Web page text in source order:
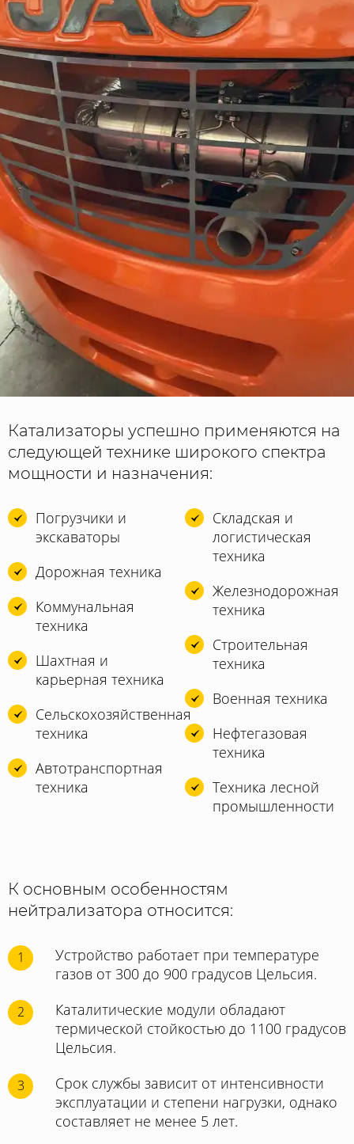
Катализаторы успешно применяются на
следующей технике широкого спектра
мощности и назначения:
Погрузчики и
экскаваторы
Дорожная техника
Коммунальная
техника
Шахтная и
карьерная техника
Сельскохозяйственная
техника
Автотранспортная
техника
Складская и
логистическая
техника
Железнодорожная
техника
Строительная
техника
Военная техника
Нефтегазовая
техника
Техника лесной
промышленности
К основным особенностям
нейтрализатора относится:
1
Устройство работает при температуре
газов от 300 до 900 градусов Цельсия.
2
Каталитические модули обладают
термической стойкостью до 1100 градусов
Цельсия.
3
Срок службы зависит от интенсивности
эксплуатации и степени нагрузки, однако
составляет не менее 5 лет.